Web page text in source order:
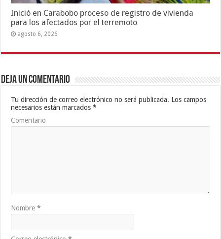
Inició en Carabobo proceso de registro de vivienda
para los afectados por el terremoto
agosto 6, 2026
Deja un comentario
Tu dirección de correo electrónico no será publicada. Los campos
necesarios están marcados*
Comentario
Nombre*